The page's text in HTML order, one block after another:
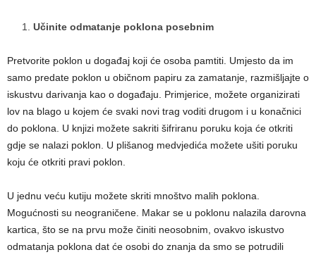
Učinite odmatanje poklona posebnim
Pretvorite poklon u događaj koji će osoba pamtiti. Umjesto da im
samo predate poklon u običnom papiru za zamatanje, razmišljajte o
iskustvu darivanja kao o događaju. Primjerice, možete organizirati
lov na blago u kojem će svaki novi trag voditi drugom i u konačnici
do poklona. U knjizi možete sakriti šifriranu poruku koja će otkriti
gdje se nalazi poklon. U plišanog medvjedića možete ušiti poruku
koju će otkriti pravi poklon.
U jednu veću kutiju možete skriti mnoštvo malih poklona.
Mogućnosti su neograničene. Makar se u poklonu nalazila darovna
kartica, što se na prvu može činiti neosobnim, ovakvo iskustvo
odmatanja poklona dat će osobi do znanja da smo se potrudili